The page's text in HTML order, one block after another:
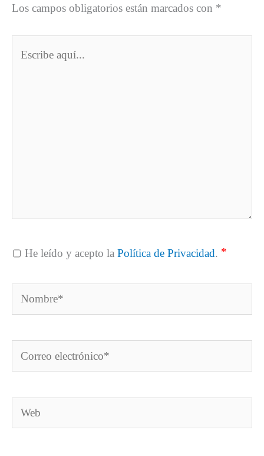
Los campos obligatorios están marcados con *
He leído y acepto la Política de Privacidad. *
Nombre*
Correo
electrónico*
Web